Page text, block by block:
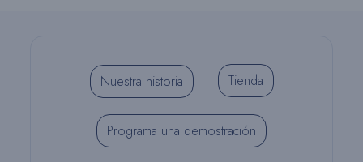
Nuestra historia Tienda
Programa una demostración